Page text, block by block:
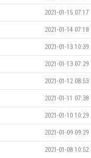
2021-01-15 07:17
2021-01-14 07:18
2021-01-13 10:39
2021-01-13 07:29
2021-01-12 08:53
2021-01-11 07:38
2021-01-10 10:29
2021-01-09 09:29
2021-01-08 10:52